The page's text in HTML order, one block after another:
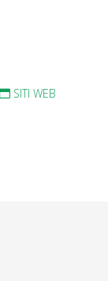
SITI WEB